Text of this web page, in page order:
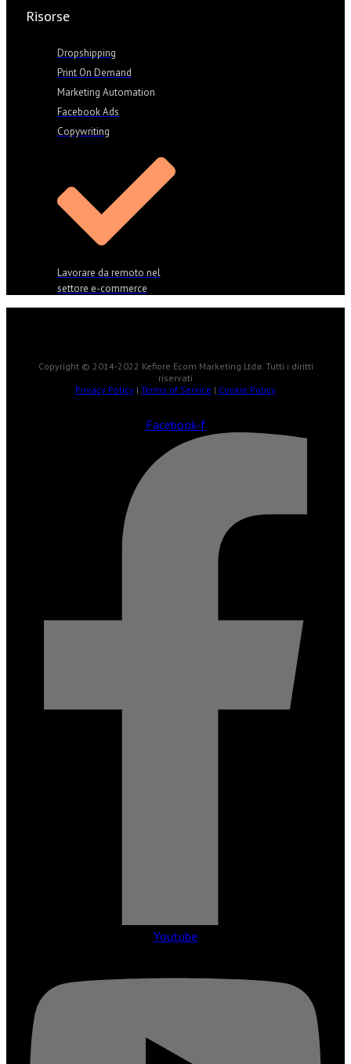
Risorse
Dropshipping
Print On Demand
Marketing Automation
Facebook Ads
Copywriting
Lavorare da remoto nel
settore e-commerce
Copyright © 2014-2022 Kefiore Ecom Marketing Ltda. Tutti i diritti
riservati
Privacy Policy | Terms of Service | Cookie Policy
Facebook-f
Youtube